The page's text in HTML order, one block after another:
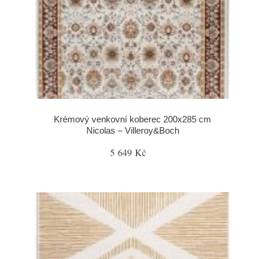
Krémový venkovní koberec 200x285 cm
Nicolas – Villeroy&Boch
5 649 Kč